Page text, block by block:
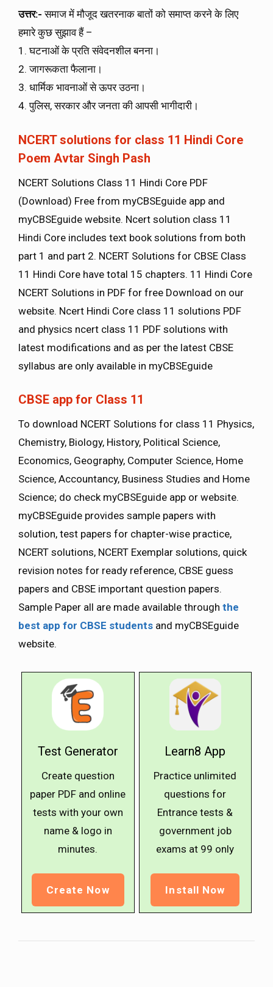
उत्तर:- समाज में मौजूद खतरनाक बातों को समाप्त करने के लिए
हमारे कुछ सुझाव हैं –
1. घटनाओं के प्रति संवेदनशील बनना।
2. जागरूकता फैलाना।
3. धार्मिक भावनाओं से ऊपर उठना।
4. पुलिस, सरकार और जनता की आपसी भागीदारी।
NCERT solutions for class 11 Hindi Core
Poem Avtar Singh Pash
NCERT Solutions Class 11 Hindi Core PDF
(Download) Free from myCBSEguide app and
myCBSEguide website. Ncert solution class 11
Hindi Core includes text book solutions from both
part 1 and part 2. NCERT Solutions for CBSE Class
11 Hindi Core have total 15 chapters. 11 Hindi Core
NCERT Solutions in PDF for free Download on our
website. Ncert Hindi Core class 11 solutions PDF
and physics ncert class 11 PDF solutions with
latest modifications and as per the latest CBSE
syllabus are only available in myCBSEguide
CBSE app for Class 11
To download NCERT Solutions for class 11 Physics,
Chemistry, Biology, History, Political Science,
Economics, Geography, Computer Science, Home
Science, Accountancy, Business Studies and Home
Science; do check myCBSEguide app or website.
myCBSEguide provides sample papers with
solution, test papers for chapter-wise practice,
NCERT solutions, NCERT Exemplar solutions, quick
revision notes for ready reference, CBSE guess
papers and CBSE important question papers.
Sample Paper all are made available through the
best app for CBSE students and myCBSEguide
website.
Test Generator
Create question
paper PDF and online
tests with your own
name & logo in
minutes.
Create Now
Learn8 App
Practice unlimited
questions for
Entrance tests &
government job
exams at ₹99 only
Install Now